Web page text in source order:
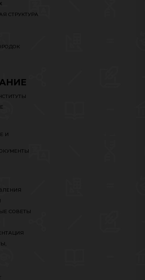
СТРУКТУРА
И
СОВЕТЫ